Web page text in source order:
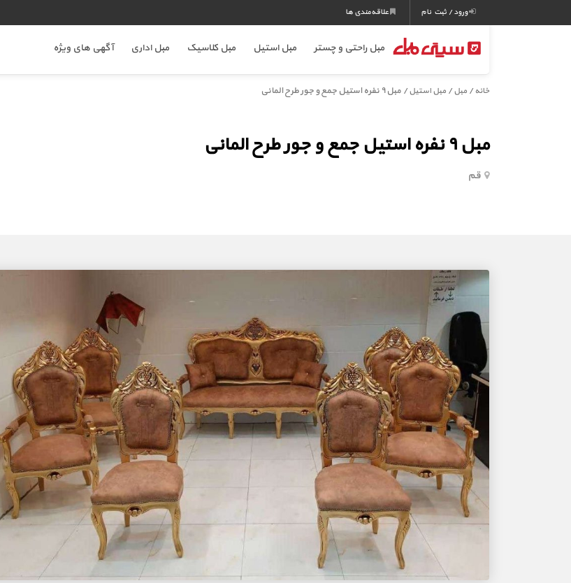
ورود / ثبت نام علاقه‌مندی ها
مبل راحتی و چستر مبل استیل مبل کلاسیک مبل اداری آگهی های ویژه
خانه / مبل/ مبل استیل/ مبل ۹ نفره استیل جمع و جور طرح المانی
مبل ۹ نفره استیل جمع و جور طرح المانی
قم